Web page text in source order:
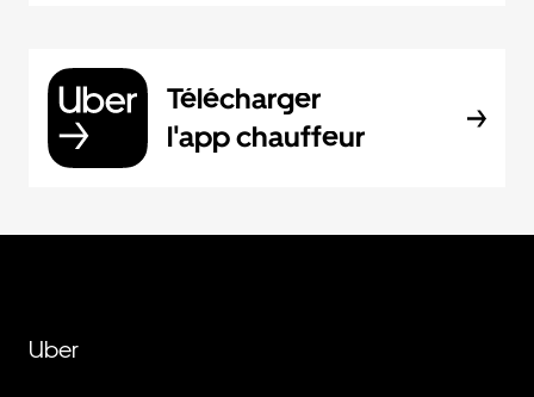
Télécharger
l'app chauffeur
Uber